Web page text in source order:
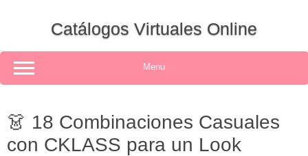
Catálogos Virtuales Online
Menu
👗 18 Combinaciones Casuales
con CKLASS para un Look